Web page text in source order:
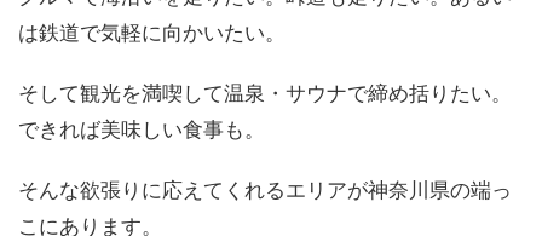
は鉄道で気軽に向かいたい。
そして観光を満喫して温泉・サウナで締め括りたい。
できれば美味しい食事も。
そんな欲張りに応えてくれるエリアが神奈川県の端っ
こにあります。